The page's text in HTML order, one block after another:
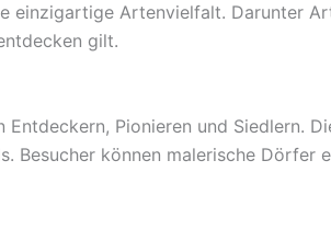
einzigartige Artenvielfalt. Darunter
gilt.
Pionieren und Siedlern.
Besucher können malerische Dörfer